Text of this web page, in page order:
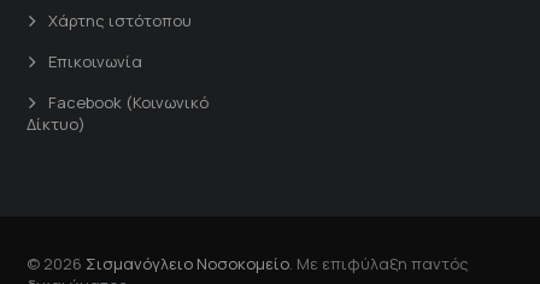
Χάρτης ιστότοπου
Επικοινωνία
Facebook (Κοινωνικό
Δίκτυο)
© 2026 Σισμανόγλειο Νοσοκομείο . Με επιφύλαξη παντός